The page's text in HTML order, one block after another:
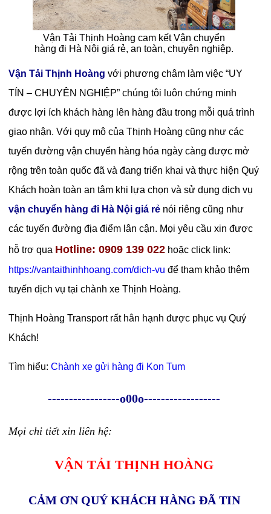
Vận Tải Thịnh Hoàng cam kết Vận chuyển
hàng đi Hà Nội giá rẻ, an toàn, chuyên nghiệp.
Vận Tải Thịnh Hoàng với phương châm làm việc “UY
TÍN – CHUYÊN NGHIỆP” chúng tôi luôn chứng minh
được lợi ích khách hàng lên hàng đầu trong mỗi quá trình
giao nhận. Với quy mô của Thịnh Hoàng cũng như các
tuyến đường vận chuyển hàng hóa ngày càng được mở
rộng trên toàn quốc đã và đang triển khai và thực hiện Quý
Khách hoàn toàn an tâm khi lựa chọn và sử dụng dịch vụ
vận chuyển hàng đi Hà Nội giá rẻ nói riêng cũng như
các tuyến đường địa điểm lân cận. Mọi yêu cầu xin được
hỗ trợ qua Hotline: 0909 139 022 hoặc click link:
https://vantaithinhhoang.com/dich-vu để tham khảo thêm
tuyến dịch vụ tại chành xe Thịnh Hoàng.
Thịnh Hoàng Transport rất hân hạnh được phục vụ Quý
Khách!
Tìm hiểu:Chành xe gửi hàng đi Kon Tum
-----------------o00o------------------
Mọi chi tiết xin liên hệ:
VẬN TẢI THỊNH HOÀNG
CẢM ƠN QUÝ KHÁCH HÀNG ĐÃ TIN